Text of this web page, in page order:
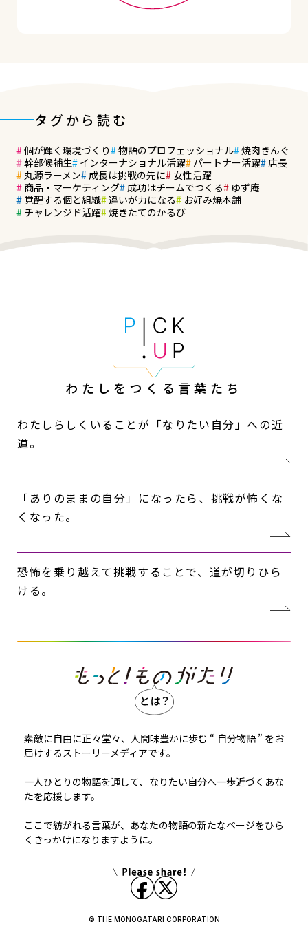
タグから読む
個が輝く環境づくり 物語のプロフェッショナル 焼肉きんぐ
幹部候補生 インターナショナル活躍 パートナー活躍 店長
丸源ラーメン 成長は挑戦の先に
女性活躍
商品・マーケティング 成功はチームでつくる
ゆず庵
覚醒する個と組織 違いが力になる
お好み焼本舗
チャレンジド活躍 焼きたてのかるび
わたしをつくる 言葉たち
わたしらしくいることが「なりたい自分」への近
道。
「ありのままの自分」になったら、挑戦が怖くな
くなった。
恐怖を乗り越えて挑戦することで、道が切りひら
ける。
素敵に自由に正々堂々、人間味豊かに歩む “ 自分物語 ” をお
届けするストーリーメディアです。
一人ひとりの物語を通して、なりたい自分へ一歩近づくあな
たを応援します。
ここで紡がれる言葉が、あなたの物語の新たなページをひら
くきっかけになりますように。
© THE MONOGATARI CORPORATION